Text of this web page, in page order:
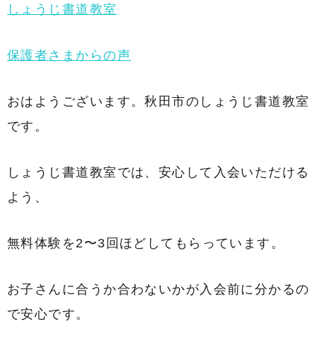
しょうじ書道教室
保護者さまからの声
おはようございます。秋田市のしょうじ書道教室
です。
しょうじ書道教室では、安心して入会いただける
よう、
無料体験を2〜3回ほどしてもらっています。
お子さんに合うか合わないかが入会前に分かるの
で安心です。